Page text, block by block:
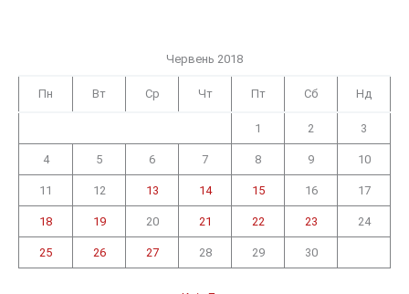
Червень 2018
Пн Вт Ср Чт Пт Сб Нд
1 2 3
4 5 6 7 8 9 10
11 12 13 14 15 16 17
18 19 20 21 22 23 24
25 26 27 28 29 30